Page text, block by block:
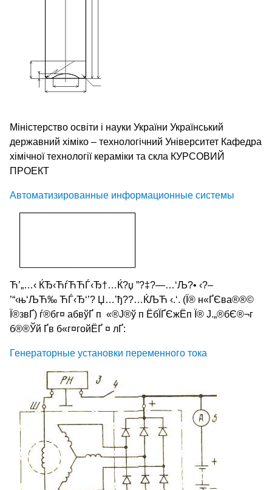
Міністерство освіти і науки України Український
державний хіміко – технологічний Університет Кафедра
хімічної технології кераміки та скла КУРСОВИЙ
ПРОЕКТ
Автоматизированные информационные системы
Ћ’„…‹ ЌЂ‹ЋѓЋЋЃ‹Ђ†…Ќ?џ ”?‡?—…‘Љ?• ‹?–
’“‹њ‘ЉЋ‰ ЋЃ‹Ђ‘’? Џ…’ђ??…ЌЉЋ ‹.‘. (Ї® н«ҐЄва®­­®©
Ї®звҐ) ѓ®бг¤ абвўҐ­­ п ­ «®Ј®ў п Ё­бЇҐЄжЁп Ї® Ј.„®­бЄ®¬г
б®®Ўй Ґв б«г¤гойЁҐ ¤ ­­лҐ:
Генераторные установки переменного тока